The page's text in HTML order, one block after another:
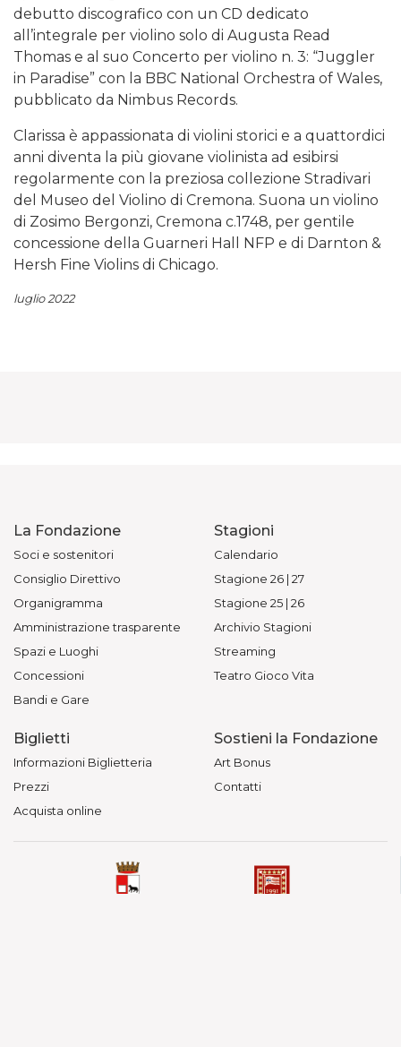
debutto discografico con un CD dedicato
all’integrale per violino solo di Augusta Read
Thomas e al suo Concerto per violino n. 3: “Juggler
in Paradise” con la BBC National Orchestra of Wales,
pubblicato da Nimbus Records.
Clarissa è appassionata di violini storici e a quattordici
anni diventa la più giovane violinista ad esibirsi
regolarmente con la preziosa collezione Stradivari
del Museo del Violino di Cremona. Suona un violino
di Zosimo Bergonzi, Cremona c.1748, per gentile
concessione della Guarneri Hall NFP e di Darnton &
Hersh Fine Violins di Chicago.
luglio 2022
La Fondazione
Soci e sostenitori
Consiglio Direttivo
Organigramma
Amministrazione trasparente
Spazi e Luoghi
Concessioni
Bandi e Gare
Stagioni
Calendario
Stagione 26 | 27
Stagione 25 | 26
Archivio Stagioni
Streaming
Teatro Gioco Vita
Biglietti
Informazioni Biglietteria
Prezzi
Acquista online
Sostieni la Fondazione
Art Bonus
Contatti